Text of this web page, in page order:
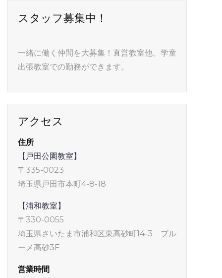
スタッフ募集中！
一緒に働く仲間を大募集！直営教室他、学童
出張教室での勤務ができます。
アクセス
住所
【戸田公園教室】
〒335-0023
埼玉県戸田市本町4-8-18
【浦和教室】
〒330-0055
埼玉県さいたま市浦和区東高砂町14-3 ブル
ーメ高砂3F
営業時間